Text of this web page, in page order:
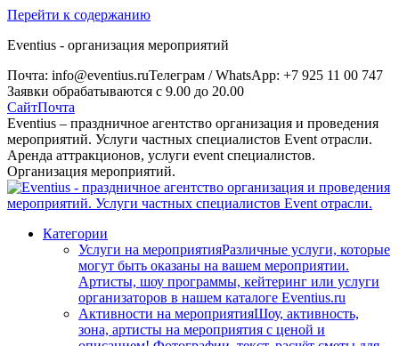
Перейти к содержанию
Eventius - организация мероприятий
Почта: info@eventius.ruТелеграм / WhatsApp: +7 925 11 00 747
Заявки обрабатываются с 9.00 до 20.00
СайтПочта
Eventius – праздничное агентство организация и проведения
мероприятий. Услуги частных специалистов Event отрасли.
Аренда аттракционов, услуги event специалистов.
Организация мероприятий.
Категории
Услуги на мероприятияРазличные услуги, которые
могут быть оказаны на вашем мероприятии.
Артисты, шоу программы, кейтеринг или услуги
организаторов в нашем каталоге Eventius.ru
Активности на мероприятияШоу, активность,
зона, артисты на мероприятия с ценой и